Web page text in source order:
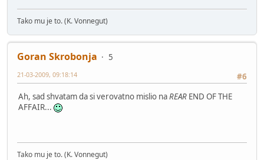
Tako mu je to. (K. Vonnegut)
Goran Skrobonja
5
#6
21-03-2009, 09:18:14
Ah, sad shvatam da si verovatno mislio naREAR END OF THE
AFFAIR...
Tako mu je to. (K. Vonnegut)